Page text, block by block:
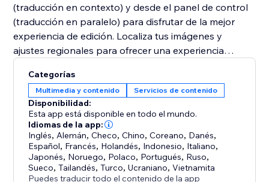
(traducción en contexto) y desde el panel de control
(traducción en paralelo) para disfrutar de la mejor
experiencia de edición. Localiza tus imágenes y
ajustes regionales para ofrecer una experiencia
Disfruta de una configuración avanzada, como la
detección automática del idioma del navegador del
visitante y una variedad de estructuras de URL. Invita
a los miembros de tu equipo y a traductores
profesionales a colaborar contigo gracias a los roles y
permisos personalizados.
Categorías
Multimedia y contenido Servicios de contenido
Disponibilidad:
Esta app está disponible en todo el mundo.
Idiomas de la app:
Inglés, Alemán,Checo,Chino,Coreano, Danés,
Español, Francés, Holandés, Indonesio, Italiano,
Japonés, Noruego, Polaco, Portugués, Ruso,
Sueco,Tailandés,Turco,Ucraniano,Vietnamita
Puedes traducir todo el contenido de la app